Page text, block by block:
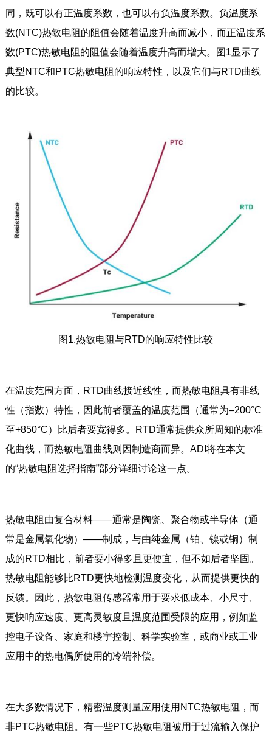
同，既可以有正温度系数，也可以有负温度系数。负温度系
数(NTC)热敏电阻的阻值会随着温度升高而减小，而正温度系
数(PTC)热敏电阻的阻值会随着温度升高而增大。图1显示了
典型NTC和PTC热敏电阻的响应特性，以及它们与RTD曲线
的比较。
图1.热敏电阻与RTD的响应特性比较
在温度范围方面，RTD曲线接近线性，而热敏电阻具有非线
性（指数）特性，因此前者覆盖的温度范围（通常为–200°C
至+850°C）比后者要宽得多。RTD通常提供众所周知的标准
化曲线，而热敏电阻曲线则因制造商而异。ADI将在本文
的“热敏电阻选择指南”部分详细讨论这一点。
热敏电阻由复合材料——通常是陶瓷、聚合物或半导体（通
常是金属氧化物）——制成，与由纯金属（铂、镍或铜）制
成的RTD相比，前者要小得多且更便宜，但不如后者坚固。
热敏电阻能够比RTD更快地检测温度变化，从而提供更快的
反馈。因此，热敏电阻传感器常用于要求低成本、小尺寸、
更快响应速度、更高灵敏度且温度范围受限的应用，例如监
控电子设备、家庭和楼宇控制、科学实验室，或商业或工业
应用中的热电偶所使用的冷端补偿。
在大多数情况下，精密温度测量应用使用NTC热敏电阻，而
非PTC热敏电阻。有一些PTC热敏电阻被用于过流输入保护